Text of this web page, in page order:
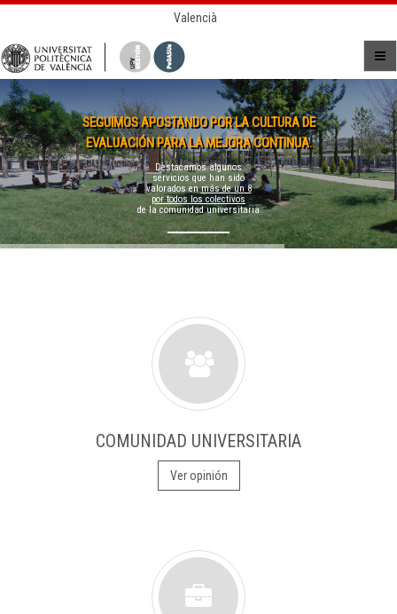
Valencià
SEGUIMOS APOSTANDO POR LA CULTURA DE
EVALUACIÓN PARA LA MEJORA CONTINUA.
Destacamos algunos
servicios que han sido
valorados enmás de un 8
por todos los colectivos
de la comunidad universitaria
COMUNIDAD UNIVERSITARIA
Ver opinión